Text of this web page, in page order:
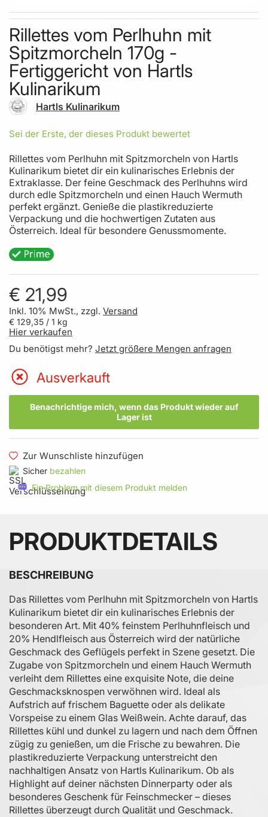
Skip to the beginning of the images gallery
Rillettes vom Perlhuhn mit
Spitzmorcheln 170g -
Fertiggericht von Hartls
Kulinarikum
Hartls Kulinarikum
Sei der Erste, der dieses Produkt bewertet
Rillettes vom Perlhuhn mit Spitzmorcheln von Hartls
Kulinarikum bietet dir ein kulinarisches Erlebnis der
Extraklasse. Der feine Geschmack des Perlhuhns wird
durch edle Spitzmorcheln und einen Hauch Wermuth
perfekt ergänzt. Genieße die plastikreduzierte
Verpackung und die hochwertigen Zutaten aus
Österreich. Ideal für besondere Genussmomente.
€ 21,99
Inkl. 10% MwSt., zzgl. Versand
€ 129,35 / 1 kg
Hier verkaufen
Du benötigst mehr? Jetzt größere Mengen anfragen
Ausverkauft
Benachrichtige mich, wenn das Produkt wieder auf
Lager ist
Zur Wunschliste hinzufügen
Sicher bezahlen
Ein Problem mit diesem Produkt melden
PRODUKTDETAILS
BESCHREIBUNG
Das Rillettes vom Perlhuhn mit Spitzmorcheln von Hartls
Kulinarikum bietet dir ein kulinarisches Erlebnis der
besonderen Art. Mit 40% feinstem Perlhuhnfleisch und
20% Hendlfleisch aus Österreich wird der natürliche
Geschmack des Geflügels perfekt in Szene gesetzt. Die
Zugabe von Spitzmorcheln und einem Hauch Wermuth
verleiht dem Rillettes eine exquisite Note, die deine
Geschmacksknospen verwöhnen wird. Ideal als
Aufstrich auf frischem Baguette oder als delikate
Vorspeise zu einem Glas Weißwein. Achte darauf, das
Rillettes kühl und dunkel zu lagern und nach dem Öffnen
zügig zu genießen, um die Frische zu bewahren. Die
plastikreduzierte Verpackung unterstreicht den
nachhaltigen Ansatz von Hartls Kulinarikum. Ob als
Highlight auf deiner nächsten Dinnerparty oder als
besonderes Geschenk für Feinschmecker – dieses
Rillettes überzeugt durch Qualität und Geschmack.